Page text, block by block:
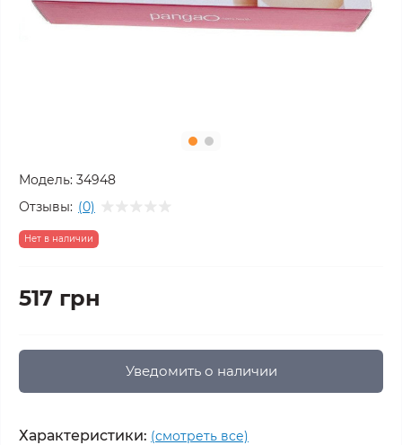
Модель: 34948
Отзывы: (0)
Нет в наличии
517 грн
Уведомить о наличии
Характеристики: (смотреть все)